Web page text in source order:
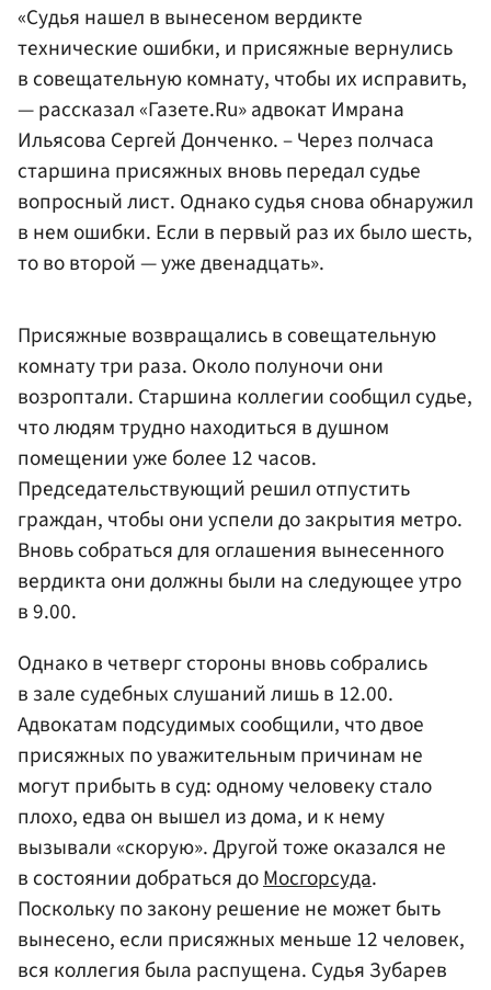
«Судья нашел в вынесеном вердикте
технические ошибки, и присяжные вернулись
в совещательную комнату, чтобы их исправить,
— рассказал «Газете.Ru» адвокат Имрана
Ильясова Сергей Донченко. – Через полчаса
старшина присяжных вновь передал судье
вопросный лист. Однако судья снова обнаружил
в нем ошибки. Если в первый раз их было шесть,
то во второй — уже двенадцать».
Присяжные возвращались в совещательную
комнату три раза. Около полуночи они
возроптали. Старшина коллегии сообщил судье,
что людям трудно находиться в душном
помещении уже более 12 часов.
Председательствующий решил отпустить
граждан, чтобы они успели до закрытия метро.
Вновь собраться для оглашения вынесенного
вердикта они должны были на следующее утро
в 9.00.
Однако в четверг стороны вновь собрались
в зале судебных слушаний лишь в 12.00.
Адвокатам подсудимых сообщили, что двое
присяжных по уважительным причинам не
могут прибыть в суд: одному человеку стало
плохо, едва он вышел из дома, и к нему
вызывали «скорую». Другой тоже оказался не
в состоянии добраться доМосгорсуда.
Поскольку по закону решение не может быть
вынесено, если присяжных меньше 12 человек,
вся коллегия была распущена. Судья Зубарев